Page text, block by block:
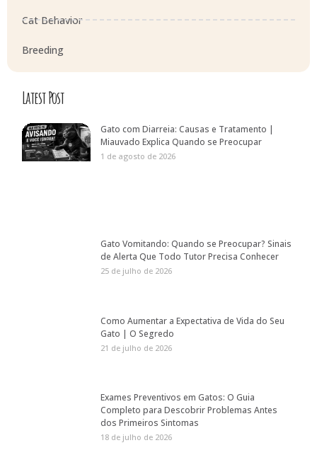
Cat Behavior
Breeding
Latest Post
Gato com Diarreia: Causas e Tratamento |
Miauvado Explica Quando se Preocupar
1 de agosto de 2026
Gato Vomitando: Quando se Preocupar? Sinais
de Alerta Que Todo Tutor Precisa Conhecer
25 de julho de 2026
Como Aumentar a Expectativa de Vida do Seu
Gato | O Segredo
21 de julho de 2026
Exames Preventivos em Gatos: O Guia
Completo para Descobrir Problemas Antes
dos Primeiros Sintomas
18 de julho de 2026